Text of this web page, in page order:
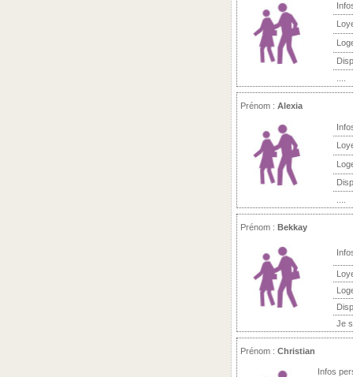
Prénom : Alexia
Prénom : Bekkay
Je
Prénom : Christian
Infos